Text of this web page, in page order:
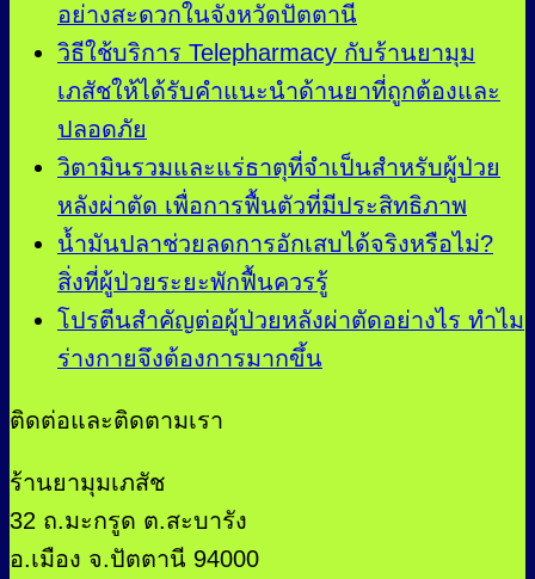
อย่างสะดวกในจังหวัดปัตตานี
วิธีใช้บริการ Telepharmacy กับร้านยามุม
เภสัชให้ได้รับคำแนะนำด้านยาที่ถูกต้องและ
ปลอดภัย
วิตามินรวมและแร่ธาตุที่จำเป็นสำหรับผู้ป่วย
หลังผ่าตัด เพื่อการฟื้นตัวที่มีประสิทธิภาพ
น้ำมันปลาช่วยลดการอักเสบได้จริงหรือไม่?
สิ่งที่ผู้ป่วยระยะพักฟื้นควรรู้
โปรตีนสำคัญต่อผู้ป่วยหลังผ่าตัดอย่างไร ทำไม
ร่างกายจึงต้องการมากขึ้น
ติดต่อและติดตามเรา
ร้านยามุมเภสัช
32 ถ.มะกรูด ต.สะบารัง
อ.เมือง จ.ปัตตานี 94000